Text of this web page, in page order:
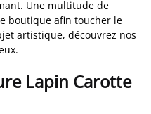
Une multitude de
boutique afin toucher le
artistique, découvrez nos
Lapin Carotte